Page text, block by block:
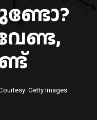
Getty Images